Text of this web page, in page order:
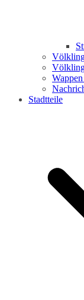
Stadtteile